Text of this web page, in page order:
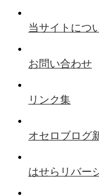
当サイトにつ
お問い合わせ
リンク集
オセロブログ
はせらリバー